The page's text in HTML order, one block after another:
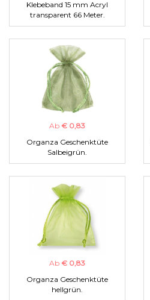
Klebeband 15 mm Acryl
transparent 66 Meter.
Ab € 0,83
Organza Geschenktüte
Salbeigrün.
Ab € 0,83
Organza Geschenktüte
hellgrün.